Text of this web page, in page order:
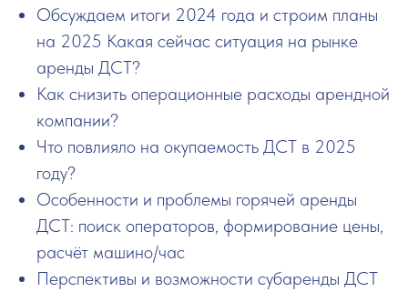
Обсуждаем итоги 2024 года и строим планы
на 2025 Какая сейчас ситуация на рынке
аренды ДСТ?
Как снизить операционные расходы арендной
компании?
Что повлияло на окупаемость ДСТ в 2025
году?
Особенности и проблемы горячей аренды
ДСТ: поиск операторов, формирование цены,
расчёт машино/час
Перспективы и возможности субаренды ДСТ